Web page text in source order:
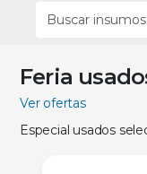
Feria
Ver ofertas
Especial usados